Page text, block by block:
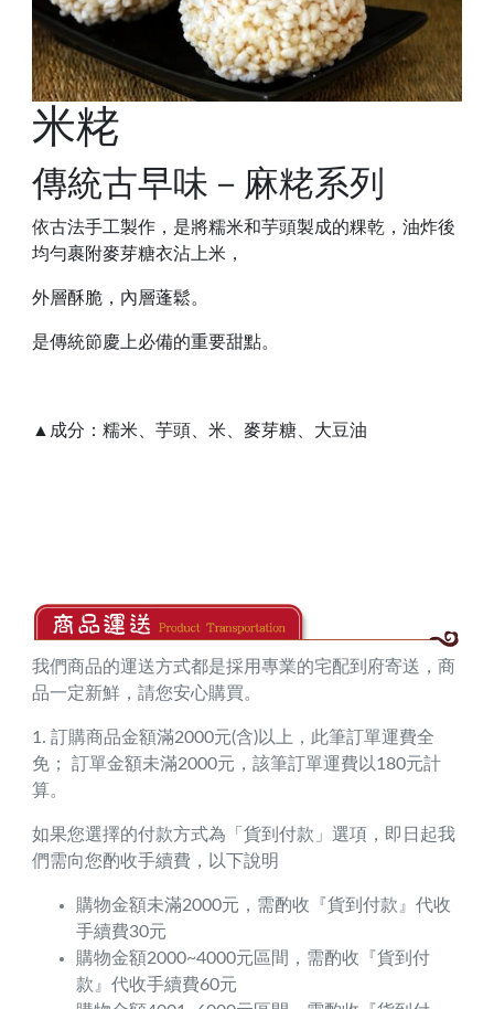
米粩
傳統古早味－麻粩系列
依古法手工製作，是將糯米和芋頭製成的粿乾，油炸後
均勻裹附麥芽糖衣沾上米，
外層酥脆，內層蓬鬆。
是傳統節慶上必備的重要甜點。
▲成分：糯米、芋頭、米、麥芽糖、大豆油
我們商品的運送方式都是採用專業的宅配到府寄送，商
品一定新鮮，請您安心購買。
1. 訂購商品金額滿2000元(含)以上，此筆訂單運費全
免； 訂單金額未滿2000元，該筆訂單運費以180元計
算。
如果您選擇的付款方式為「貨到付款」選項，即日起我
們需向您酌收手續費，以下說明
購物金額未滿2000元，需酌收『貨到付款』代收
手續費30元
購物金額2000~4000元區間，需酌收『貨到付
款』代收手續費60元